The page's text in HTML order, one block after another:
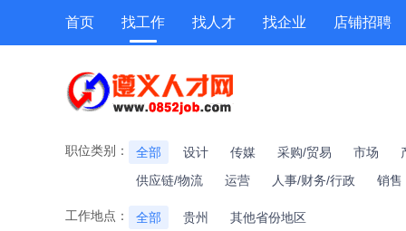
首页 找工作 找人才 找企业 店铺招聘
职位类别： 全部 设计 传媒 采购/贸易 市场
供应链/物流
运营 人事/财务/行政 销售
工作地点： 全部 贵州 其他省份地区